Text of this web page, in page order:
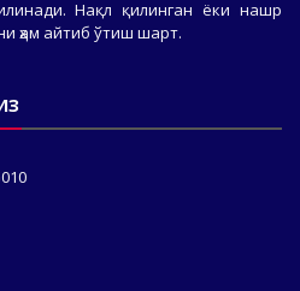
Нақл қилинган ёки нашр
ҳам айтиб ўтиш шарт.